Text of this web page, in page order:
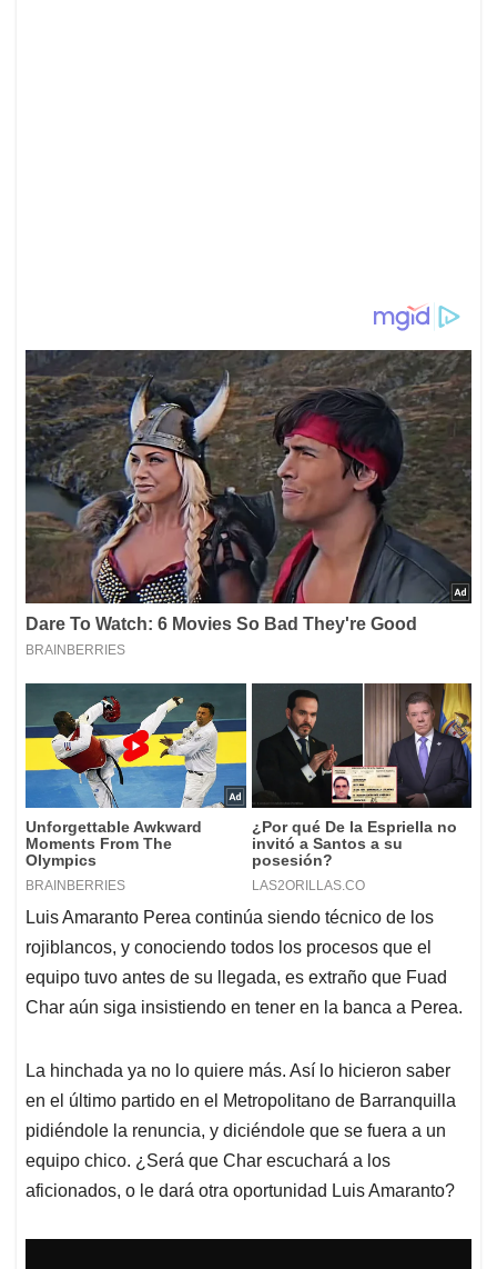
Luis Amaranto Perea continúa siendo técnico de los
rojiblancos, y conociendo todos los procesos que el
equipo tuvo antes de su llegada, es extraño que Fuad
Char aún siga insistiendo en tener en la banca a Perea.
La hinchada ya no lo quiere más. Así lo hicieron saber
en el último partido en el Metropolitano de Barranquilla
pidiéndole la renuncia, y diciéndole que se fuera a un
equipo chico. ¿Será que Char escuchará a los
aficionados, o le dará otra oportunidad Luis Amaranto?